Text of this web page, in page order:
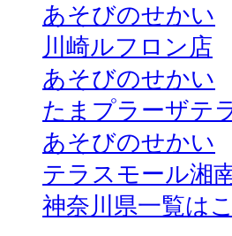
あそびのせかい
川崎ルフロン店
あそびのせかい
たまプラーザテ
あそびのせかい
テラスモール湘
神奈川県一覧は